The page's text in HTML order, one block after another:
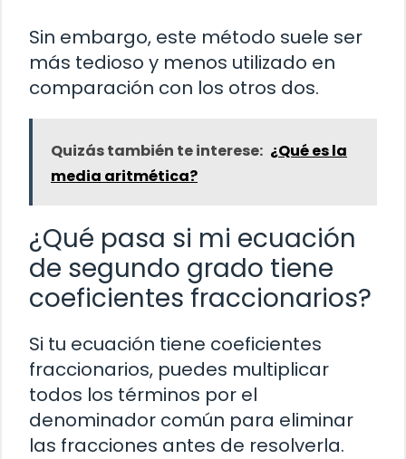
Sin embargo, este método suele ser
más tedioso y menos utilizado en
comparación con los otros dos.
Quizás también te interese: ¿Qué es la
media aritmética?
¿Qué pasa si mi ecuación
de segundo grado tiene
coeficientes fraccionarios?
Si tu ecuación tiene coeficientes
fraccionarios, puedes multiplicar
todos los términos por el
denominador común para eliminar
las fracciones antes de resolverla.